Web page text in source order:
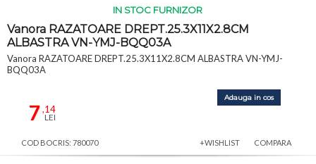
IN STOC FURNIZOR
Vanora RAZATOARE DREPT.25.3X11X2.8CM
ALBASTRA VN-YMJ-BQQ03A
Vanora RAZATOARE DREPT.25.3X11X2.8CM ALBASTRA VN-YMJ-
BQQ03A
7,14
LEI
Adauga in cos
COD BOCRIS: 780070 +WISHLIST COMPARA